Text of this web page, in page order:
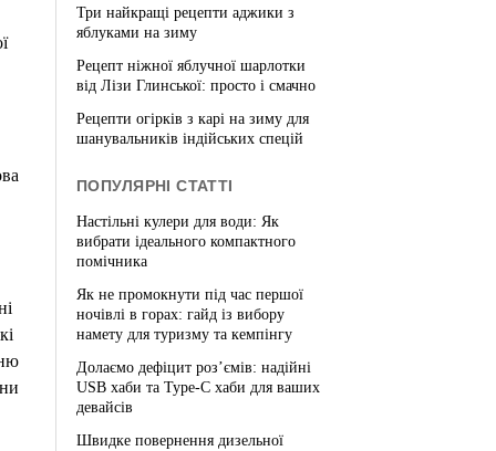
Три найкращі рецепти аджики з
яблуками на зиму
Рецепт ніжної яблучної шарлотки
від Лізи Глинської: просто і смачно
Рецепти огірків з карі на зиму для
шанувальників індійських спецій
ПОПУЛЯРНІ СТАТТІ
Настільні кулери для води: Як
вибрати ідеального компактного
помічника
Як не промокнути під час першої
ночівлі в горах: гайд із вибору
намету для туризму та кемпінгу
Долаємо дефіцит роз’ємів: надійні
USB хаби та Type-C хаби для ваших
девайсів
Швидке повернення дизельної